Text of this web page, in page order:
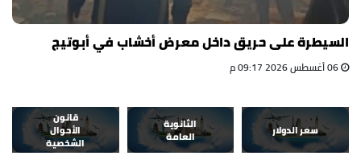
السيطرة على حريق داخل معرض أخشاب في أبوتيج
سعر الدولار
الثانوية
العامة
قانون
الأحوال
الشخصية